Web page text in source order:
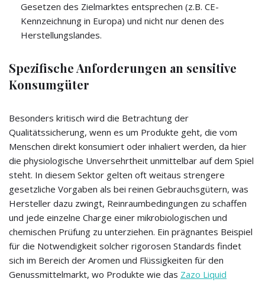
Gesetzen des Zielmarktes entsprechen (z.B. CE-
Kennzeichnung in Europa) und nicht nur denen des
Herstellungslandes.
Spezifische Anforderungen an sensitive
Konsumgüter
Besonders kritisch wird die Betrachtung der
Qualitätssicherung, wenn es um Produkte geht, die vom
Menschen direkt konsumiert oder inhaliert werden, da hier
die physiologische Unversehrtheit unmittelbar auf dem Spiel
steht. In diesem Sektor gelten oft weitaus strengere
gesetzliche Vorgaben als bei reinen Gebrauchsgütern, was
Hersteller dazu zwingt, Reinraumbedingungen zu schaffen
und jede einzelne Charge einer mikrobiologischen und
chemischen Prüfung zu unterziehen. Ein prägnantes Beispiel
für die Notwendigkeit solcher rigorosen Standards findet
sich im Bereich der Aromen und Flüssigkeiten für den
Genussmittelmarkt, wo Produkte wie das Zazo Liquid